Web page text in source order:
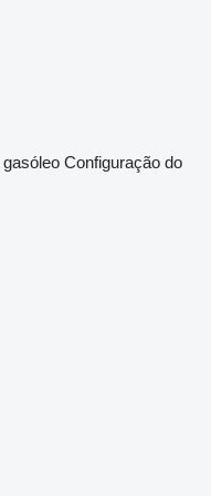
gasóleo Configuração do